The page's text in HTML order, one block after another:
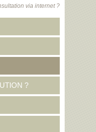
via internet ?
?